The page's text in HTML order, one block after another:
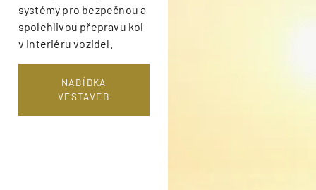
systémy pro bezpečnou a
spolehlivou přepravu kol
v interiéru vozidel.
NABÍDKA
VESTAVEB